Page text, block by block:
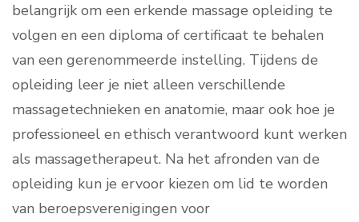
belangrijk om een erkende massage opleiding te
volgen en een diploma of certificaat te behalen
van een gerenommeerde instelling. Tijdens de
opleiding leer je niet alleen verschillende
massagetechnieken en anatomie, maar ook hoe je
professioneel en ethisch verantwoord kunt werken
als massagetherapeut. Na het afronden van de
opleiding kun je ervoor kiezen om lid te worden
van beroepsverenigingen voor